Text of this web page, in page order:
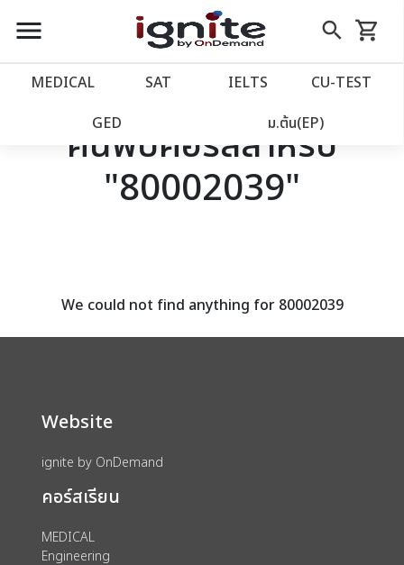
close
account_balance หน้าแรก
เว็บไซต์อิกไนท์
โปรโมชั่น
assignment ลงทะเบียน
menu search
Skip
to
shopping_cart
รถเข็น
MEDICAL SAT IELTS CU‑TEST
GED ม.ต้น(EP)
ค้นพบคอร์สสำหรับ
"80002039"
We could not find anything for 80002039
Website
ignite by OnDemand
คอร์สเรียน
MEDICAL
Engineering